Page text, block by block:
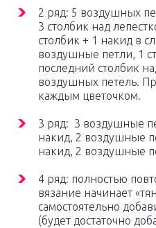
2 ряд: 5 воздушных
3 столбик над
столбик + 1 накид в
воздушные петли, 1
последний столбик
воздушных петель.
каждым цветочком.
3 ряд: 3 воздушные
накид, 2 воздушные
накид, 2 воздушные
4 ряд: полностью
вязание начинает
самостоятельно
(будет достаточно